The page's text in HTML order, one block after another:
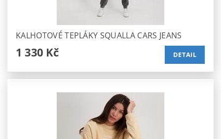
KALHOTOVÉ TEPLÁKY SQUALLA CARS JEANS
1 330 Kč DETAIL